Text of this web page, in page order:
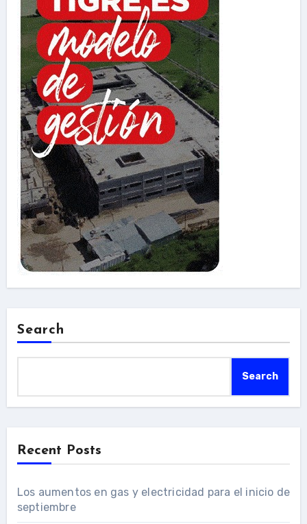
Search
Search
Recent Posts
Los aumentos en gas y electricidad para el inicio de
septiembre